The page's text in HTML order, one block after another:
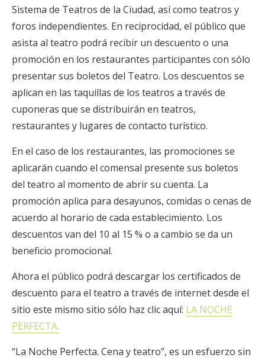
Sistema de Teatros de la Ciudad, así como teatros y
foros independientes. En reciprocidad, el público que
asista al teatro podrá recibir un descuento o una
promoción en los restaurantes participantes con sólo
presentar sus boletos del Teatro. Los descuentos se
aplican en las taquillas de los teatros a través de
cuponeras que se distribuirán en teatros,
restaurantes y lugares de contacto turístico.
En el caso de los restaurantes, las promociones se
aplicarán cuando el comensal presente sus boletos
del teatro al momento de abrir su cuenta. La
promoción aplica para desayunos, comidas o cenas de
acuerdo al horario de cada establecimiento. Los
descuentos van del 10 al 15 % o a cambio se da un
beneficio promocional.
Ahora el público podrá descargar los certificados de
descuento para el teatro a través de internet desde el
sitio este mismo sitio sólo haz clic aquí: LA NOCHE
PERFECTA.
“La Noche Perfecta. Cena y teatro”, es un esfuerzo sin